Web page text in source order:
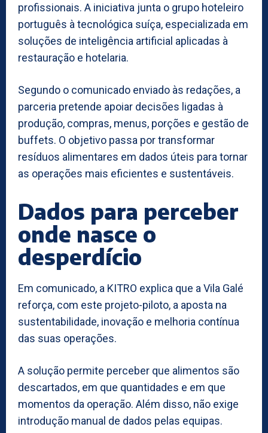
profissionais. A iniciativa junta o grupo hoteleiro
português à tecnológica suíça, especializada em
soluções de inteligência artificial aplicadas à
restauração e hotelaria.
Segundo o comunicado enviado às redações, a
parceria pretende apoiar decisões ligadas à
produção, compras, menus, porções e gestão de
buffets. O objetivo passa por transformar
resíduos alimentares em dados úteis para tornar
as operações mais eficientes e sustentáveis.
Dados para perceber
onde nasce o
desperdício
Em comunicado, a KITRO explica que a Vila Galé
reforça, com este projeto-piloto, a aposta na
sustentabilidade, inovação e melhoria contínua
das suas operações.
A solução permite perceber que alimentos são
descartados, em que quantidades e em que
momentos da operação. Além disso, não exige
introdução manual de dados pelas equipas.